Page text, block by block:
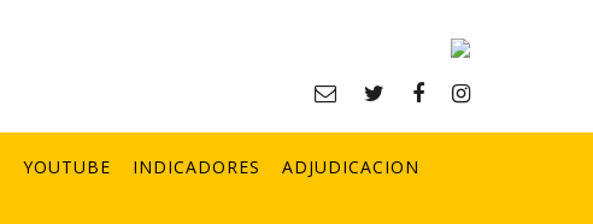
YOUTUBE INDICADORES ADJUDICACION